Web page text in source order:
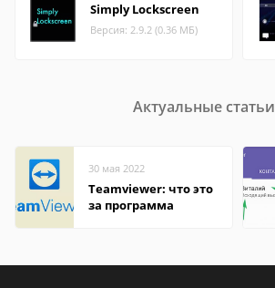
Simply Lockscreen
Версия: 2.9.2 (0.36 МБ)
Актуальные статьи
30 мая 2022
Teamviewer: что это
за программа